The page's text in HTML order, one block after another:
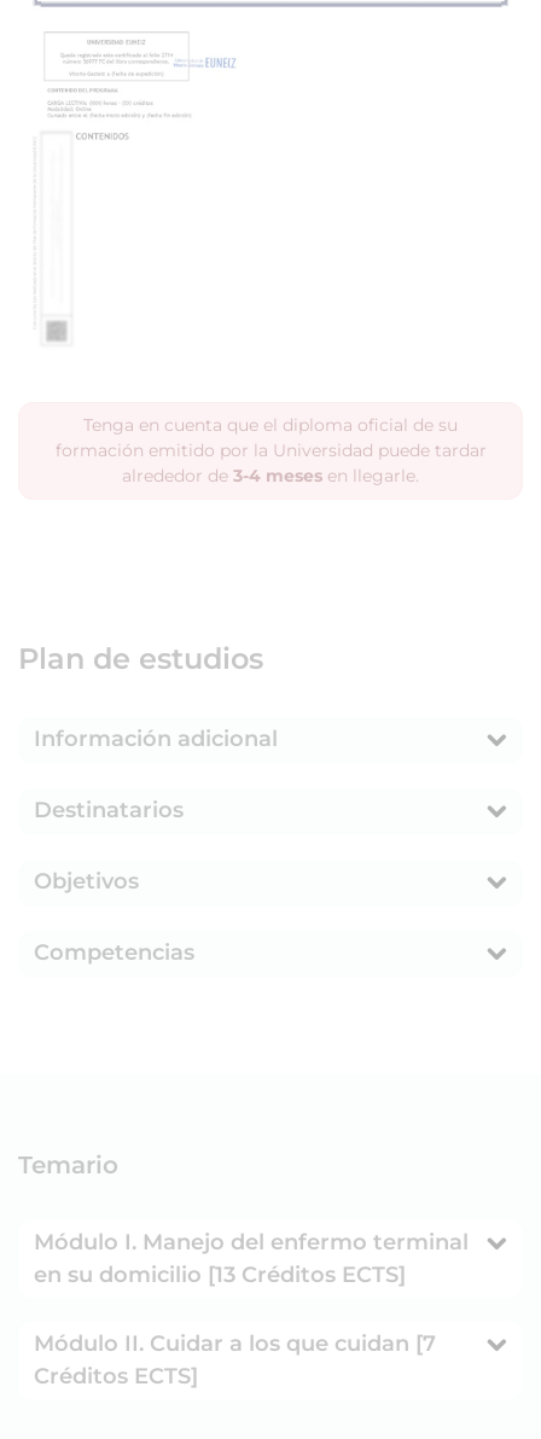
Tenga en cuenta que el diploma oficial de su
formación emitido por la Universidad puede tardar
alrededor de 3-4 meses en llegarle.
Plan de estudios
Información adicional
Destinatarios
Objetivos
Competencias
Temario
Módulo I. Manejo del enfermo terminal
en su domicilio [13 Créditos ECTS]
Módulo II. Cuidar a los que cuidan [7
Créditos ECTS]